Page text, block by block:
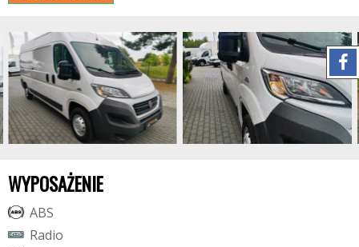
WYPOSAŻENIE
ABS
Radio